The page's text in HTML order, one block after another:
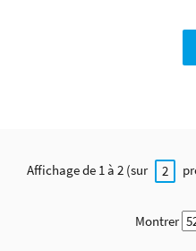
Affichage de 1 à 2 (sur 2
Montrer